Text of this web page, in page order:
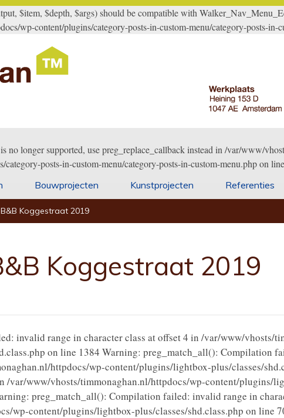
$item, $depth, $args) should be compatible with
wp-content/plugins/category-posts-in-custom-menu/category-posts-in-
no longer supported, use preg_replace_callback instead in /var/www/
category-posts-in-custom-menu/category-posts-in-custom-menu.php on
Bouwprojecten Kunstprojecten Referenties
B&B Koggestraat 2019
Koggestraat 2019
invalid range in character class at offset 4 in /var/www/vhosts/
on line 1384 Warning: preg_match_all(): Compilation
httpdocs/wp-content/plugins/lightbox-plus/classes/
/var/www/vhosts/timmonaghan.nl/httpdocs/wp-content/plugins/
preg_match_all(): Compilation failed: invalid range in
wp-content/plugins/lightbox-plus/classes/shd.class.php on line